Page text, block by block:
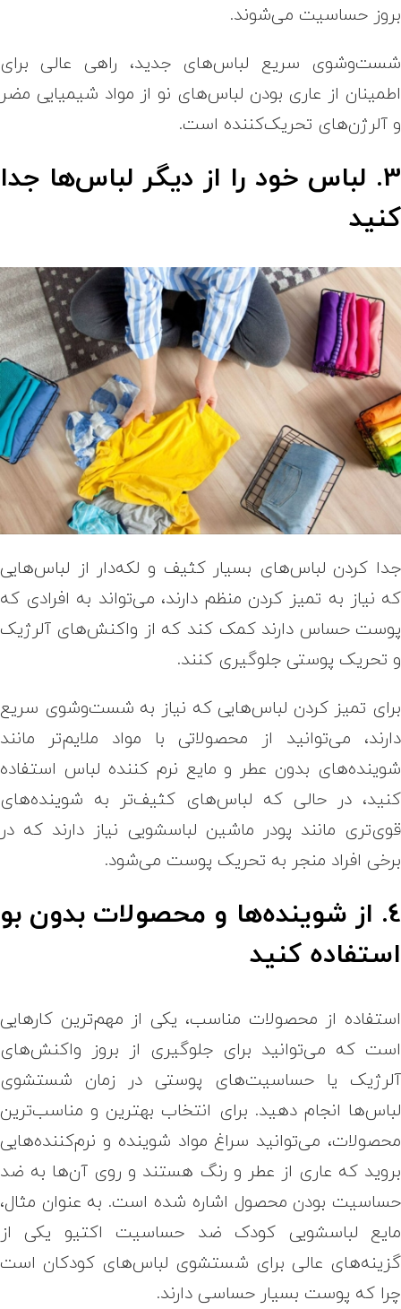
بروز حساسیت می‌شوند.
شست‌وشوی سریع لباس‌های جدید، راهی عالی برای
اطمینان از عاری بودن لباس‌های نو از مواد شیمیایی مضر
و آلرژن‌های تحریک‌کننده است.
3. لباس خود را از دیگر لباس‌ها جدا
کنید
جدا کردن لباس‌های بسیار کثیف و لکه‌دار از لباس‌هایی
که نیاز به تمیز کردن منظم دارند، می‌تواند به افرادی که
پوست حساس دارند کمک کند که از واکنش‌های آلرژیک
و تحریک پوستی جلوگیری کنند.
برای تمیز کردن لباس‌هایی که نیاز به شست‌وشوی سریع
دارند، می‌توانید از محصولاتی با مواد ملایم‌تر مانند
شوینده‌های بدون عطر و مایع نرم کننده لباس استفاده
کنید، در حالی که لباس‌های کثیف‌تر به شوینده‌های
قوی‌تری مانند پودر ماشین لباسشویی نیاز دارند که در
برخی افراد منجر به تحریک پوست می‌شود.
4. از شوینده‌ها و محصولات بدون بو
استفاده کنید
استفاده از محصولات مناسب، یکی از مهم‌ترین کارهایی
است که می‌توانید برای جلوگیری از بروز واکنش‌های
آلرژیک یا حساسیت‌های پوستی در زمان شستشوی
لباس‌ها انجام دهید. برای انتخاب بهترین و مناسب‌ترین
محصولات، می‌توانید سراغ مواد شوینده و نرم‌کننده‌هایی
بروید که عاری از عطر و رنگ هستند و روی آن‌ها به ضد
حساسیت بودن محصول اشاره شده است. به عنوان مثال،
مایع لباسشویی کودک ضد حساسیت اکتیو یکی از
گزینه‌های عالی برای شستشوی لباس‌های کودکان است
چرا که پوست بسیار حساسی دارند.